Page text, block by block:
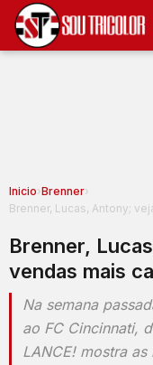
Inicio›Brenner›
Brenner, Lucas, Antony;
Brenner,
vendas mais
Na semana
ao FC Cincinnati,
LANCE! mostra